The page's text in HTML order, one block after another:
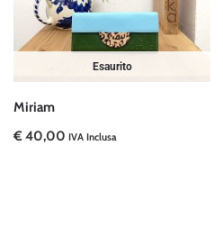
Esaurito
Miriam
€ 40,00 IVA Inclusa